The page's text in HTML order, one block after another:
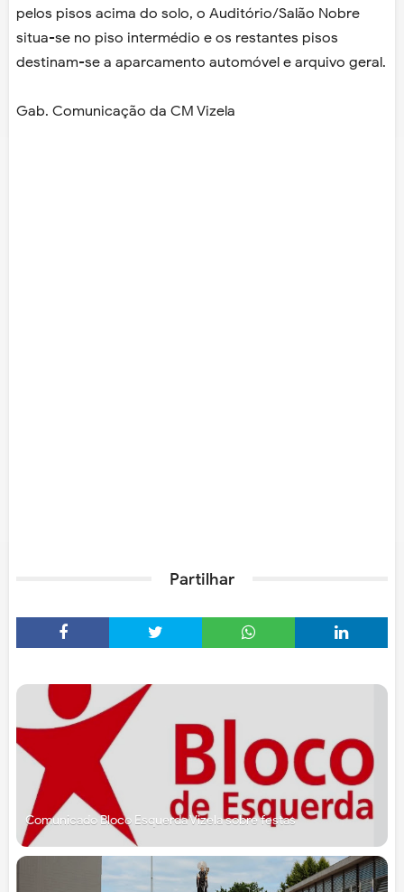
pelos pisos acima do solo, o Auditório/Salão Nobre
situa-se no piso intermédio e os restantes pisos
destinam-se a aparcamento automóvel e arquivo geral.
Gab. Comunicação da CM Vizela
Partilhar
Comunicado Bloco Esquerda Vizela sobre festas